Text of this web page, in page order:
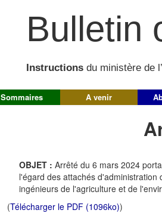
Bulletin
Instructions du ministère de
Sommaires A venir
OBJET : Arrêté du 6 mars 2024
l'égard des attachés
ingénieurs de l'agriculture et de
(Télécharger le PDF (1096ko))